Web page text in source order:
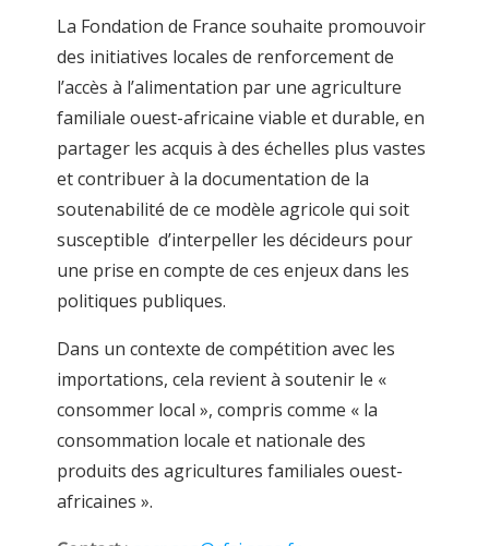
La Fondation de France souhaite promouvoir
des initiatives locales de renforcement de
l’accès à l’alimentation par une agriculture
familiale ouest-africaine viable et durable, en
partager les acquis à des échelles plus vastes
et contribuer à la documentation de la
soutenabilité de ce modèle agricole qui soit
susceptible d’interpeller les décideurs pour
une prise en compte de ces enjeux dans les
politiques publiques.
Dans un contexte de compétition avec les
importations, cela revient à soutenir le «
consommer local », compris comme « la
consommation locale et nationale des
produits des agricultures familiales ouest-
africaines ».